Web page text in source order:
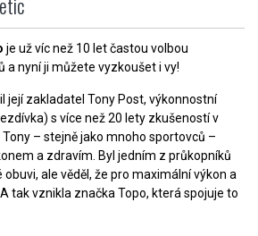
je už víc než 10 let častou volbou
nyní ji můžete vyzkoušet i vy!
její zakladatel Tony Post, výkonnostní
s více než 20 lety zkušeností v
– stejně jako mnoho sportovců –
a zdravím. Byl jedním z průkopníků
ale věděl, že pro maximální výkon a
tak vznikla značka Topo, která spojuje to